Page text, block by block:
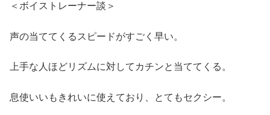
＜ボイストレーナー談＞
声の当ててくるスピードがすごく早い。
上手な人ほどリズムに対してカチンと当ててくる。
息使いいもきれいに使えており、とてもセクシー。